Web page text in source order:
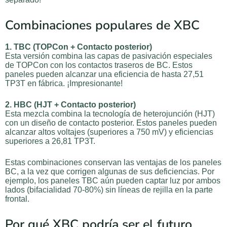
Combinaciones populares de XBC
1. TBC (TOPCon + Contacto posterior)
Esta versión combina las capas de pasivación especiales
de TOPCon con los contactos traseros de BC. Estos
paneles pueden alcanzar una eficiencia de hasta 27,51
TP3T en fábrica. ¡Impresionante!
2. HBC (HJT + Contacto posterior)
Esta mezcla combina la tecnología de heterojunción (HJT)
con un diseño de contacto posterior. Estos paneles pueden
alcanzar altos voltajes (superiores a 750 mV) y eficiencias
superiores a 26,81 TP3T.
Estas combinaciones conservan las ventajas de los paneles
BC, a la vez que corrigen algunas de sus deficiencias. Por
ejemplo, los paneles TBC aún pueden captar luz por ambos
lados (bifacialidad 70-80%) sin líneas de rejilla en la parte
frontal.